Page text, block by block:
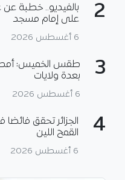
2
بالفيديو.. خطبة عن
على إمام مسجد
6 أغسطس 2026
3
طقس الخميس:
بعدة ولايات
6 أغسطس 2026
4
الجزائر تحقق
القمح اللين
6 أغسطس 2026